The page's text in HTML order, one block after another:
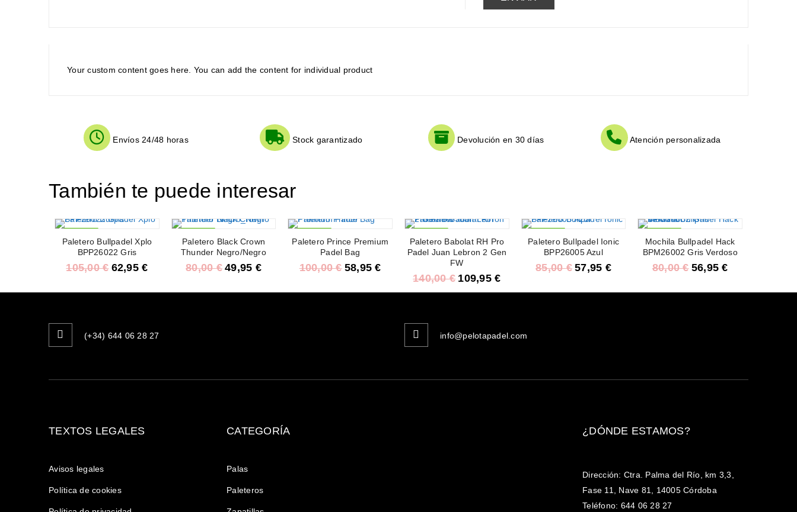
Your custom content goes here. You can add the content for individual product
Envíos 24/48 horas Stock garantizado Devolución en 30 días Atención personalizada
También te puede interesar
-40%
Paletero Bullpadel Xplo
BPP26022 Gris
105,00€ 62,95€
-38%
Paletero Black Crown
Thunder Negro/Negro
80,00€ 49,95 €
-41%
Paletero Prince Premium
Padel Bag
100,00€ 58,95€
-21%
Paletero Babolat RH Pro
Padel Juan Lebron 2 Gen
FW
140,00€ 109,95€
-32%
Paletero Bullpadel Ionic
BPP26005 Azul
85,00€ 57,95 €
-29%
Mochila Bullpadel Hack
BPM26002 Gris Verdoso
80,00€ 56,95€
(+34) 644 06 28 27 info@pelotapadel.com
TEXTOS LEGALES
Avisos legales
Política de cookies
CATEGORÍA
Palas
Paleteros
¿DÓNDE ESTAMOS?
Dirección: Ctra. Palma del Río, km 3,3,
Fase 11, Nave 81, 14005 Córdoba
Teléfono: 644 06 28 27